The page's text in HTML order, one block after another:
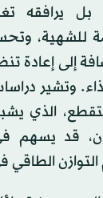
يرافقه
للشهية،
إلى إعادة
وتشير
الذي
قد يسهم
التوازن